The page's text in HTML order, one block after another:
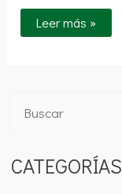
Leer más »
s
CATEGORÍAS